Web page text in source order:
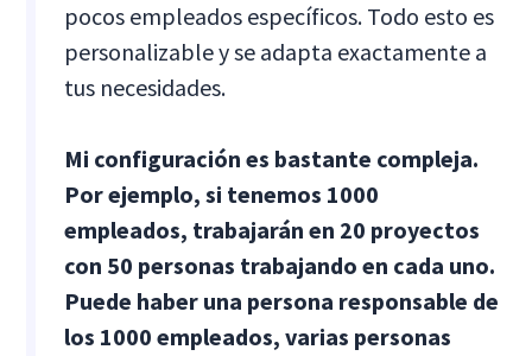
pocos empleados específicos. Todo esto es
personalizable y se adapta exactamente a
tus necesidades.
Mi configuración es bastante compleja.
Por ejemplo, si tenemos 1000
empleados, trabajarán en 20 proyectos
con 50 personas trabajando en cada uno.
Puede haber una persona responsable de
los 1000 empleados, varias personas